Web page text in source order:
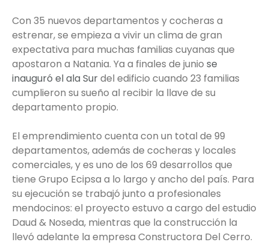
Con 35 nuevos departamentos y cocheras a
estrenar, se empieza a vivir un clima de gran
expectativa para muchas familias cuyanas que
apostaron a Natania. Ya a finales de junio se
inauguró el ala Surdel edificio cuando 23 familias
cumplieron su sueño al recibir la llave de su
departamento propio.
El emprendimiento cuenta con un total de 99
departamentos, además de cocheras y locales
comerciales, y es uno de los 69 desarrollos que
tiene Grupo Ecipsa a lo largo y ancho del país. Para
su ejecución se trabajó junto a profesionales
mendocinos: el proyecto estuvo a cargo del estudio
Daud & Noseda, mientras que la construcción la
llevó adelante la empresa Constructora Del Cerro.